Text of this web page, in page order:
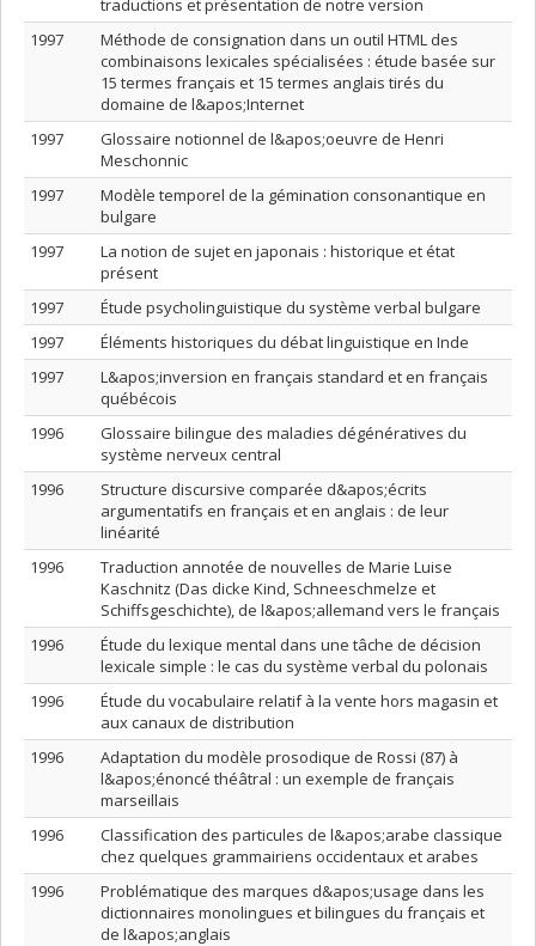
1997
Méthode de consignation dans un outil HTML des
combinaisons lexicales spécialisées : étude basée sur
15 termes français et 15 termes anglais tirés du
domaine de l&apos;Internet
1997
Glossaire notionnel de l&apos;oeuvre de Henri
Meschonnic
1997
Modèle temporel de la gémination consonantique en
bulgare
1997
La notion de sujet en japonais : historique et état
présent
1997
Étude psycholinguistique du système verbal bulgare
1997
Éléments historiques du débat linguistique en Inde
1997
L&apos;inversion en français standard et en français
québécois
1996
Glossaire bilingue des maladies dégénératives du
système nerveux central
1996
Structure discursive comparée d&apos;écrits
argumentatifs en français et en anglais : de leur
linéarité
1996
Traduction annotée de nouvelles de Marie Luise
Kaschnitz (Das dicke Kind, Schneeschmelze et
Schiffsgeschichte), de l&apos;allemand vers le français
1996
Étude du lexique mental dans une tâche de décision
lexicale simple : le cas du système verbal du polonais
1996
Étude du vocabulaire relatif à la vente hors magasin et
aux canaux de distribution
1996
Adaptation du modèle prosodique de Rossi (87) à
l&apos;énoncé théâtral : un exemple de français
marseillais
1996
Classification des particules de l&apos;arabe classique
chez quelques grammairiens occidentaux et arabes
1996
Problématique des marques d&apos;usage dans les
dictionnaires monolingues et bilingues du français et
de l&apos;anglais